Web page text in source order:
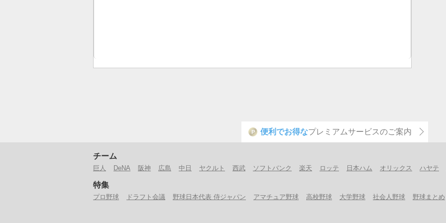
P 便利でお得なプレミアムサービスのご案内
チーム
巨人 DeNA 阪神 広島 中日 ヤクルト 西武 ソフトバンク 楽天 ロッテ 日本ハム オリックス ハヤテ
特集
プロ野球 ドラフト会議 野球日本代表 侍ジャパン アマチュア野球 高校野球 大学野球 社会人野球 野球まとめ